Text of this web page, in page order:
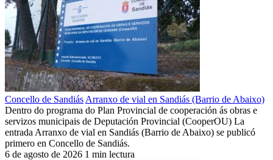
Concello de Sandiás Arranxo de vial en Sandiás (Barrio de Abaixo)
Dentro do programa do Plan Provincial de cooperación ás obras e
servizos municipais de Deputación Provincial (CooperOU) La
entrada Arranxo de vial en Sandiás (Barrio de Abaixo) se publicó
primero en Concello de Sandiás.
6 de agosto de 2026 1 min lectura